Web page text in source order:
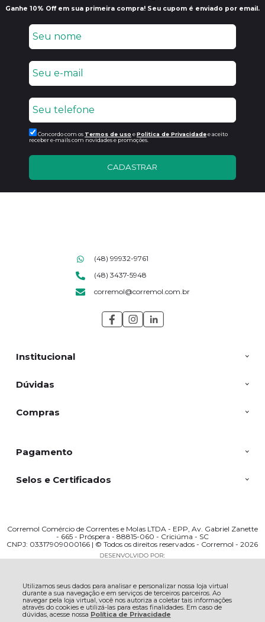
Utilizamos seus dados para analisar e personalizar nossa loja virtual
durante a sua navegação e em serviços de terceiros parceiros. Ao
navegar pela loja virtual, você nos autoriza a coletar tais informações
através do cookies e utilizá-las para estas finalidades. Em caso de
dúvidas, acesse nossa Política de Privacidade
Ganhe 10% Off em sua primeira compra! Seu cupom é enviado por email.
Concordo com os Termos de uso ePolitica de Privacidadee aceito
receber e-mails com novidades e promoções.
CADASTRAR
Institucional
Dúvidas
Compras
(48) 99932-9761
(48) 3437-5948
corremol@corremol.com.br
Pagamento
Selos e Certificados
Corremol Comércio de Correntes e Molas LTDA - EPP, Av. Gabriel Zanette
- 665 - Próspera - 88815-060 - Criciúma - SC
CNPJ: 03317909000166 | © Todos os direitos reservados - Corremol - 2026